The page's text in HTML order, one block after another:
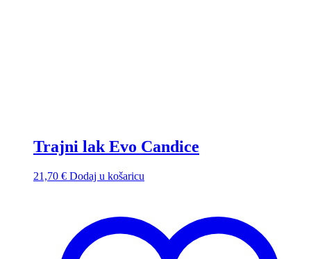
Trajni lak Evo Candice
21,70 € Dodaj u košaricu